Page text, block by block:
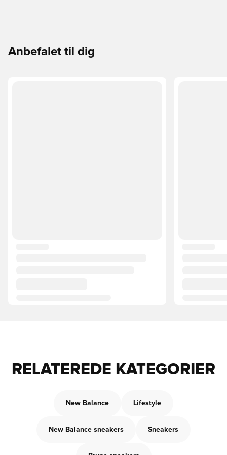
Anbefalet til dig
RELATEREDE KATEGORIER
New Balance Lifestyle
New Balance sneakers Sneakers